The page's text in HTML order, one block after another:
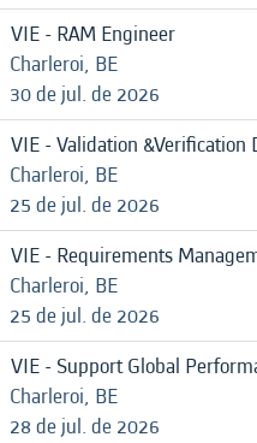
VIE - RAM Engineer
Charleroi, BE
30 de jul. de 2026
VIE - Validation
Charleroi, BE
25 de jul. de 2026
VIE - Requirements
Charleroi, BE
25 de jul. de 2026
VIE - Support Global
Charleroi, BE
28 de jul. de 2026